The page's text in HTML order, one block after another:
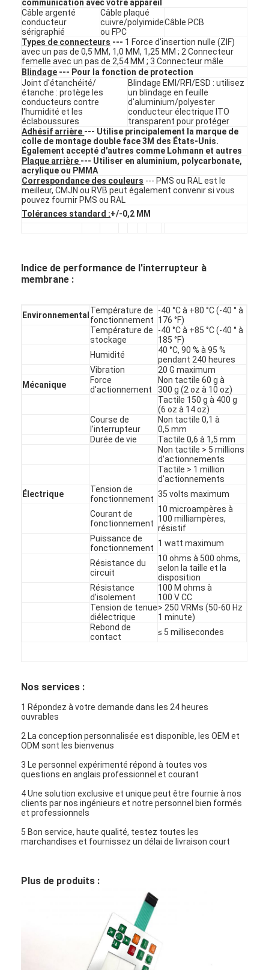
Commutateur de PCB et de membrane en caoutchouc de
Emballages à base de film protecteur et de papier traçable
communication avec votre appareil
Câble argenté
conducteur
sérigraphié
Câble plaqué
cuivre/polyimide
ou FPC
Câble PCB
Types de connecteurs --- 1 Force d'insertion nulle (ZIF)
avec un pas de 0,5 MM, 1,0 MM, 1,25 MM ; 2 Connecteur
femelle avec un pas de 2,54 MM ; 3 Connecteur mâle
Blindage --- Pour la fonction de protection
Joint d'étanchéité/
étanche : protège les
conducteurs contre
l'humidité et les
éclaboussures
Blindage EMI/RFI/ESD : utilisez
un blindage en feuille
d'aluminium/polyester
conducteur électrique ITO
transparent pour protéger
Adhésif arrière --- Utilise principalement la marque de
colle de montage double face 3M des États-Unis.
Également accepté d'autres comme Lohmann et autres
Plaque arrière --- Utiliser en aluminium, polycarbonate,
acrylique ou PMMA
Correspondance des couleurs --- PMS ou RAL est le
meilleur, CMJN ou RVB peut également convenir si vous
pouvez fournir PMS ou RAL
Tolérances standard :+/-0,2 MM
Indice de performance de l'interrupteur à
membrane :
Environnemental Température de
fonctionnement
-40 °C à +80 °C (-40 ° à
176 °F)
Température de
stockage
-40 °C à +85 °C (-40 ° à
185 °F)
Humidité
40 °C, 90 % à 95 %
pendant 240 heures
Vibration
20 G maximum
Mécanique
Force
d'actionnement
Non tactile 60 g à
300 g (2 oz à 10 oz)
Tactile 150 g à 400 g
(6 oz à 14 oz)
Course de
l'interrupteur
Non tactile 0,1 à
0,5 mm
Durée de vie
Tactile 0,6 à 1,5 mm
Non tactile > 5 millions
d'actionnements
Tactile > 1 million
d'actionnements
Électrique
Tension de
fonctionnement 35 volts maximum
Courant de
fonctionnement
10 microampères à
100 milliampères,
résistif
Puissance de
fonctionnement 1 watt maximum
Résistance du
circuit
10 ohms à 500 ohms,
selon la taille et la
disposition
Résistance
d'isolement
100 M ohms à
100 V CC
Tension de tenue
diélectrique
> 250 VRMs (50-60 Hz
1 minute)
Rebond de
contact
≤ 5 millisecondes
Nos services :
1 Répondez à votre demande dans les 24 heures
ouvrables
2 La conception personnalisée est disponible, les OEM et
ODM sont les bienvenus
3 Le personnel expérimenté répond à toutes vos
questions en anglais professionnel et courant
4 Une solution exclusive et unique peut être fournie à nos
clients par nos ingénieurs et notre personnel bien formés
et professionnels
5 Bon service, haute qualité, testez toutes les
marchandises et fournissez un délai de livraison court
Plus de produits :